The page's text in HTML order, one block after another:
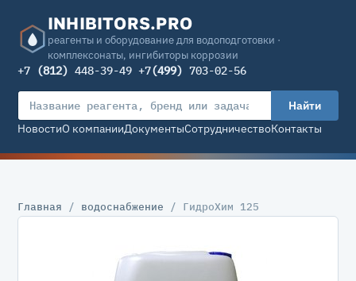
INHIBITORS.PRO
реагенты и оборудование для водоподготовки ·
комплексонаты, ингибиторы коррозии
+7 (812) 448-39-49 +7(499) 703-02-56
Найти
НовостиО компанииДокументыСотрудничествоКонтакты
Главная / водоснабжение / ГидроХим 125